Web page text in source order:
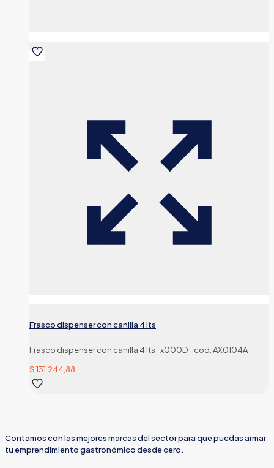
Frasco dispenser con canilla 4 lts
Frasco dispenser con canilla 4 lts_x000D_ cod: AX0104A
$131.244,88
Contamos con las mejores marcas del sector para que puedas armar
tu emprendimiento gastronómico desde cero.